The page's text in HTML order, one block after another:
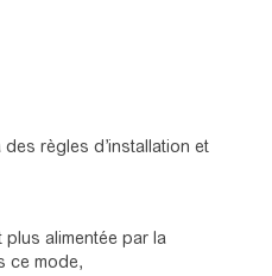
règles d’installation et
plus alimentée par la
ce mode,